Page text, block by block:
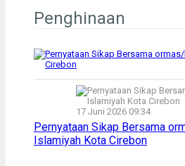
Kegelisahan akan hilang saat
Penghinaan
17 Juni 2026 09:34
Pernyataan Sikap Bersama
Islamiyah Kota Cirebon